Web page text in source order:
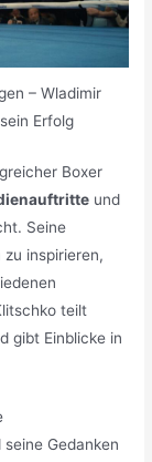
– Wladimir
Erfolg
Boxer
und
Seine
inspirieren,
teilt
gibt Einblicke in
Gedanken